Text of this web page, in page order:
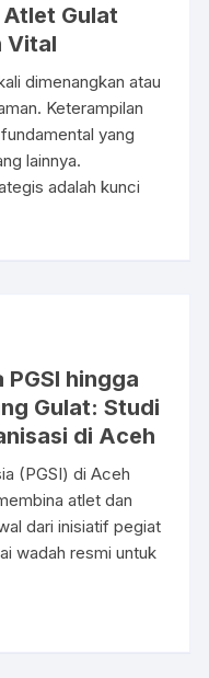
Atlet Gulat
Vital
dimenangkan atau
Keterampilan
yang
lainnya.
adalah kunci
hingga
Gulat: Studi
di Aceh
(PGSI) di Aceh
atlet dan
dari inisiatif pegiat
wadah resmi untuk